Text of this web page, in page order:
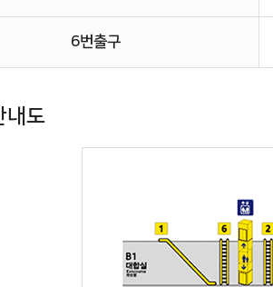
6번출구
내도